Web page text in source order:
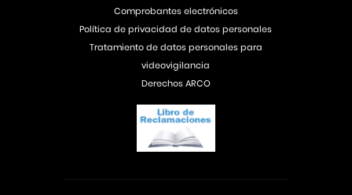
Comprobantes electrónicos
Política de privacidad de datos personales
Tratamiento de datos personales para
videovigilancia
Derechos ARCO